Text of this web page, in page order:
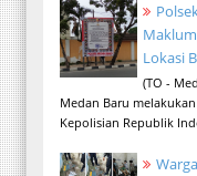
Lokasi
(TO -
Medan Baru
Kepolisian Republik